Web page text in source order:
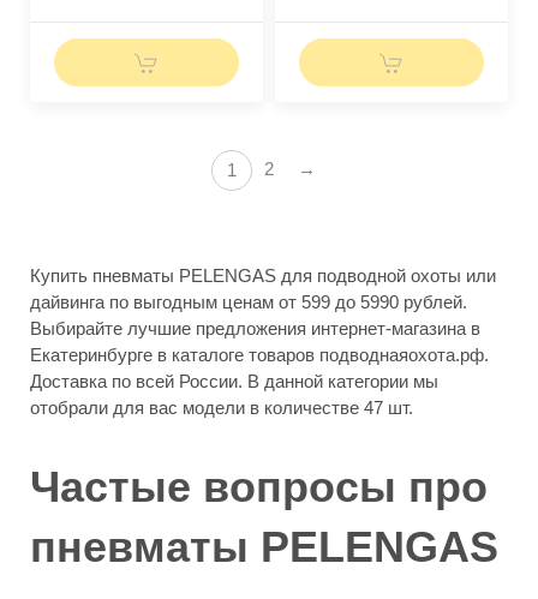
1 2 →
Купить пневматы PELENGAS для подводной охоты или
дайвинга по выгодным ценам от 599 до 5990 рублей.
Выбирайте лучшие предложения интернет-магазина в
Екатеринбурге в каталоге товаров подводнаяохота.рф.
Доставка по всей России. В данной категории мы
отобрали для вас модели в количестве 47 шт.
Частые вопросы про
пневматы PELENGAS